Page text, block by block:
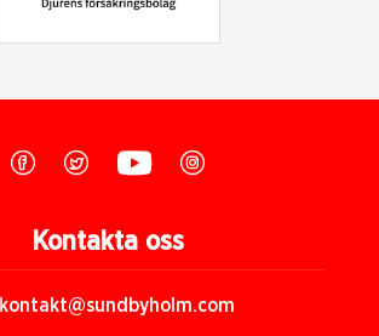
Kontakta oss
kontakt@sundbyholm.com